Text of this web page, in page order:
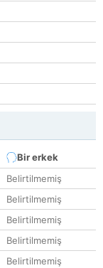
Bir erkek
Belirtilmemiş
Belirtilmemiş
Belirtilmemiş
Belirtilmemiş
Belirtilmemiş